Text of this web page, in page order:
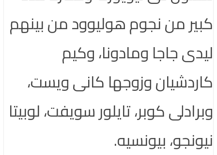
كبير من نجوم هوليوود من بينهم
ليدى جاجا ومادونا، وكيم
كاردشيان وزوجها كانى ويست،
وبرادلى كوبر، تايلور سويفت، لوبيتا
نيونجو، بيونسيه.